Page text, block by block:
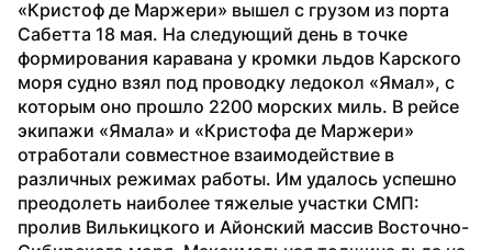
«Кристоф де Маржери» вышел с грузом из порта
Сабетта 18 мая. На следующий день в точке
формирования каравана у кромки льдов Карского
моря судно взял под проводку ледокол «Ямал», с
которым оно прошло 2200 морских миль. В рейсе
экипажи «Ямала» и «Кристофа де Маржери»
отработали совместное взаимодействие в
различных режимах работы. Им удалось успешно
преодолеть наиболее тяжелые участки СМП:
пролив Вилькицкого и Айонский массив Восточно-